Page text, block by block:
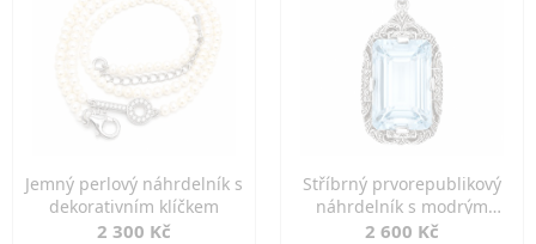
Jemný perlový náhrdelník s
dekorativním klíčkem
2 300 Kč
Stříbrný prvorepublikový
náhrdelník s modrým
spinelem
2 600 Kč